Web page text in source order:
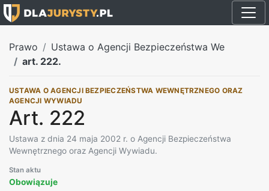
Prawo
Ustawa o Agencji Bezpieczeństwa We
art. 222.
USTAWA O AGENCJI BEZPIECZEŃSTWA WEWNĘTRZNEGO ORAZ
AGENCJI WYWIADU
Art. 222
Ustawa z dnia 24 maja 2002 r. o Agencji Bezpieczeństwa
Wewnętrznego oraz Agencji Wywiadu.
Stan aktu
Obowiązuje